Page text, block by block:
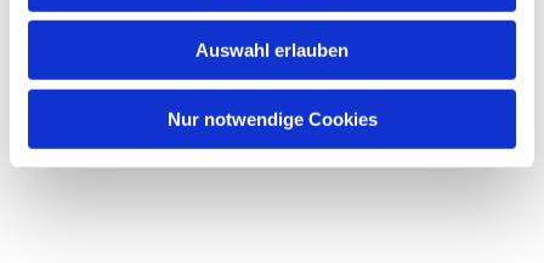
Auswahl erlauben
Nur notwendige Cookies